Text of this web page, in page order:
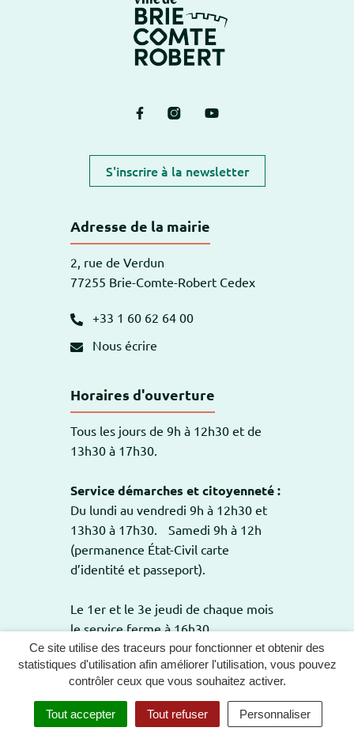
Ce site utilise des traceurs pour fonctionner et obtenir des
statistiques d'utilisation afin améliorer l'utilisation, vous pouvez
contrôler ceux que vous souhaitez activer.
Tout accepter Tout refuser Personnaliser
Lien vers le compte Facebook
Lien vers le compte Instagram
Lien vers la chaîne
S'inscrire à la newsletter
Adresse de la mairie
2, rue de Verdun
77255 Brie-Comte-Robert Cedex
+33 1 60 62 64 00
Nous écrire
Horaires d'ouverture
Tous les jours de 9h à 12h30 et de
13h30 à 17h30.
Service démarches et citoyenneté :
Du lundi au vendredi 9h à 12h30 et
13h30 à 17h30. Samedi 9h à 12h
(permanence État-Civil carte
d’identité et passeport).
Le 1er et le 3e jeudi de chaque mois
le service ferme à 16h30.
GESTION DES COOKIES
PLAN DU SITE
MENTIONS LÉGALES